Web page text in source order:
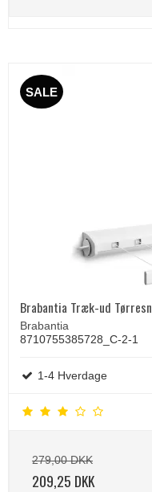
SALE
Brabantia Træk-ud
Brabantia
8710755385728_C-2-1
1-4 Hverdage
279,00 DKK
209,25 DKK